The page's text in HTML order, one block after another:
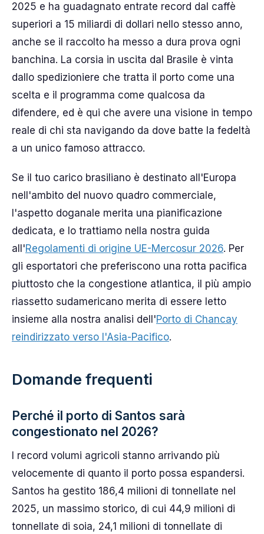
2025 e ha guadagnato entrate record dal caffè
superiori a 15 miliardi di dollari nello stesso anno,
anche se il raccolto ha messo a dura prova ogni
banchina. La corsia in uscita dal Brasile è vinta
dallo spedizioniere che tratta il porto come una
scelta e il programma come qualcosa da
difendere, ed è qui che avere una visione in tempo
reale di chi sta navigando da dove batte la fedeltà
a un unico famoso attracco.
Se il tuo carico brasiliano è destinato all'Europa
nell'ambito del nuovo quadro commerciale,
l'aspetto doganale merita una pianificazione
dedicata, e lo trattiamo nella nostra guida
all'Regolamenti di origine UE-Mercosur 2026. Per
gli esportatori che preferiscono una rotta pacifica
piuttosto che la congestione atlantica, il più ampio
riassetto sudamericano merita di essere letto
insieme alla nostra analisi dell'Porto di Chancay
reindirizzato verso l'Asia-Pacifico.
Domande frequenti
Perché il porto di Santos sarà
congestionato nel 2026?
I record volumi agricoli stanno arrivando più
velocemente di quanto il porto possa espandersi.
Santos ha gestito 186,4 milioni di tonnellate nel
2025, un massimo storico, di cui 44,9 milioni di
tonnellate di soia, 24,1 milioni di tonnellate di